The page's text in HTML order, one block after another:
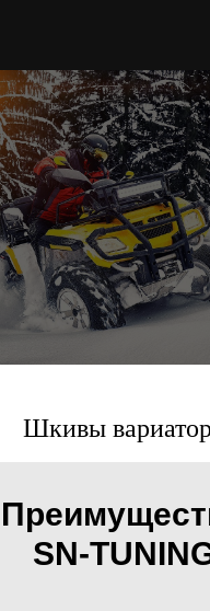
Шкивы
SN-